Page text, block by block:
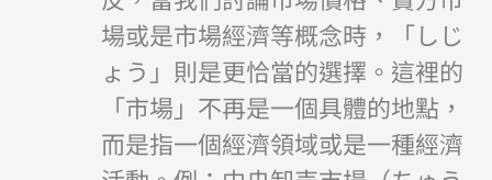
場或是市場經濟等概念時，「しじ
ょう」則是更恰當的選擇。這裡的
「市場」不再是一個具體的地點，
而是指一個經濟領域或是一種經濟